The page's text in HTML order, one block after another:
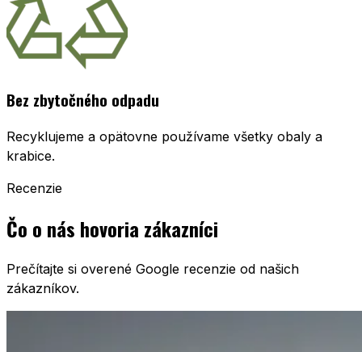
Bez zbytočného odpadu
Recyklujeme a opätovne používame všetky obaly a
krabice.
Recenzie
Čo o nás hovoria zákazníci
Prečítajte si overené Google recenzie od našich
zákazníkov.